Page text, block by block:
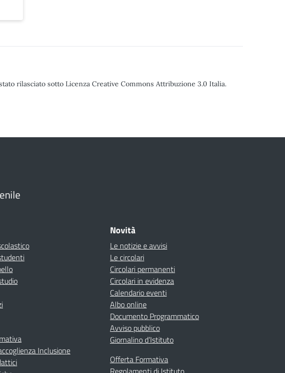
rilasciato sotto Licenza Creative Commons Attribuzione 3.0 Italia.
Inclusione
Novità
Le notizie e avvisi
Le circolari
Circolari permanenti
Circolari in evidenza
Calendario eventi
Albo online
Documento Programmatico
Avviso pubblico
Giornalino d’Istituto
Offerta Formativa